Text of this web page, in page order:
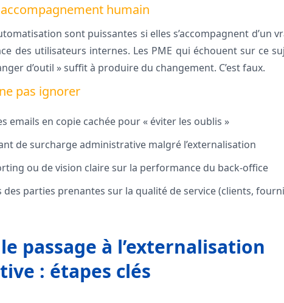
humain
sont puissantes si elles s’accompagnent d’un
des utilisateurs internes. Les PME qui échouent sur ce
d’outil » suffit à produire du changement. C’est faux.
pas ignorer
emails en copie cachée pour « éviter les oublis »
de surcharge administrative malgré l’externalisation
ou de vision claire sur la performance du back-office
des parties prenantes sur la qualité de service (clients,
passage à l’externalisation
: étapes clés